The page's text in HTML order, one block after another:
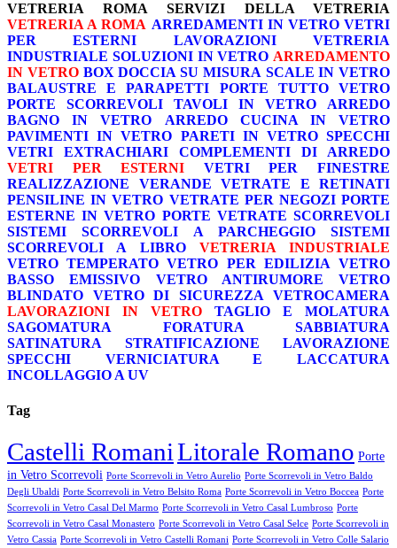
VETRERIA ROMA
SERVIZI DELLA VETRERIA
VETRERIA A ROMA ARREDAMENTI IN VETRO VETRI
PER ESTERNI
LAVORAZIONI
VETRERIA
INDUSTRIALE SOLUZIONI IN VETRO ARREDAMENTO
IN VETRO BOX DOCCIA SU MISURA SCALE IN VETRO
BALAUSTRE E PARAPETTI
PORTE TUTTO VETRO
PORTE SCORREVOLI
TAVOLI IN VETRO
ARREDO
BAGNO IN VETRO
ARREDO CUCINA IN VETRO
PAVIMENTI IN VETRO PARETI IN VETRO SPECCHI
VETRI EXTRACHIARI
COMPLEMENTI DI ARREDO
VETRI PER ESTERNI
VETRI PER FINESTRE
REALIZZAZIONE VERANDE
VETRATE E RETINATI
PENSILINE IN VETRO VETRATE PER NEGOZI PORTE
ESTERNE IN VETRO PORTE VETRATE SCORREVOLI
SISTEMI SCORREVOLI A PARCHEGGIO
SISTEMI
SCORREVOLI A LIBRO
VETRERIA INDUSTRIALE
VETRO TEMPERATO VETRO PER EDILIZIA VETRO
BASSO EMISSIVO
VETRO ANTIRUMORE
VETRO
BLINDATO
VETRO DI SICUREZZA
VETROCAMERA
LAVORAZIONI IN VETRO
TAGLIO E MOLATURA
SAGOMATURA
FORATURA
SABBIATURA
SATINATURA
STRATIFICAZIONE
LAVORAZIONE
SPECCHI
VERNICIATURA E LACCATURA
INCOLLAGGIO A UV
Tag
Castelli RomaniLitorale Romano Porte
in Vetro Scorrevoli Porte Scorrevoli in Vetro Aurelio Porte Scorrevoli in Vetro Baldo
Degli Ubaldi Porte Scorrevoli in Vetro Belsito Roma Porte Scorrevoli in Vetro Boccea Porte
Scorrevoli in Vetro Casal Del Marmo Porte Scorrevoli in Vetro Casal Lumbroso Porte
Scorrevoli in Vetro Casal Monastero Porte Scorrevoli in Vetro Casal Selce Porte Scorrevoli in
Vetro Cassia Porte Scorrevoli in Vetro Castelli Romani Porte Scorrevoli in Vetro Colle Salario